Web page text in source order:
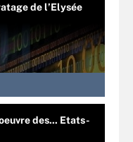
de l’Elysée
des... Etats-